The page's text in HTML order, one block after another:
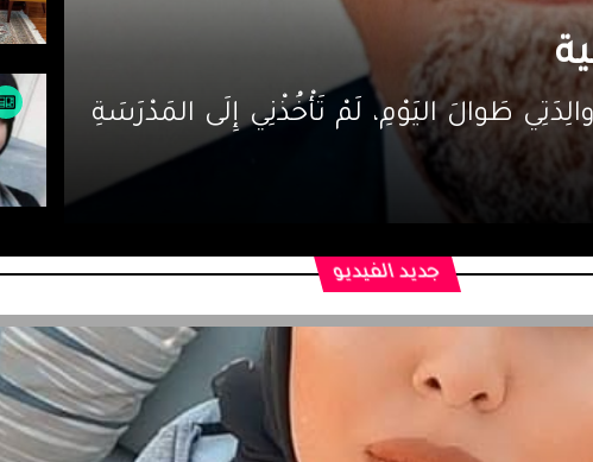
طَوالَ اليَوْمِ، لَمْ تَأْخُذْنِي إِلَى المَدْرَسَةِ
جديد الفيديو